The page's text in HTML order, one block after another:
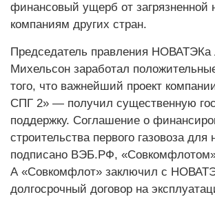
финансовый ущерб от загрязненной
компаниям других стран.
Председатель правления НОВАТЭКа
Михельсон заработал
того, что важнейший проект
СПГ 2» — получил существенную
поддержку. Соглашение о
строительства первого газовоза для
подписано ВЭБ.РФ,
А «Совкомфлот» заключил с
долгосрочный договор на